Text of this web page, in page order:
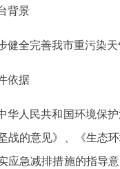
背景
健全完善我市重污染
依据
华人民共和国环境保
战的意见》、《生态
应急减排措施的指导